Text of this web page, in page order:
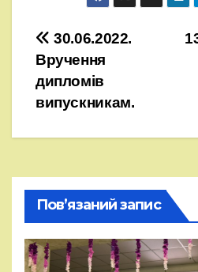
Навігація
записів
30.06.2022.
Вручення
дипломів
випускникам.
Пов’язаний запис